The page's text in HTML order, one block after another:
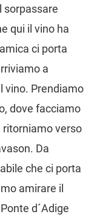
sorpassare
qui il vino ha
ci porta
a
vino. Prendiamo
dove facciamo
ritorniamo verso
Da
che ci porta
amirare il
d´Adige